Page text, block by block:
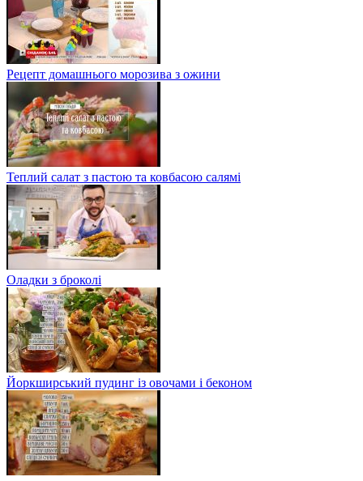
Рецепт домашнього морозива з ожини
Теплий салат з пастою та ковбасою салямі
Оладки з броколі
Йоркширський пудинг із овочами і беконом